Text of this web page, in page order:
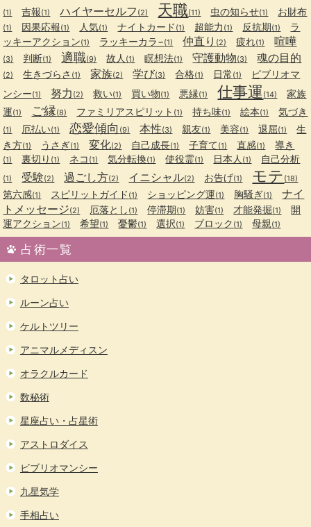
(1) 吉報(1) ハイヤーセルフ (2) 天職(11) 虫の知らせ(1) お財布
(1) 因果応報(1) 人気(1) ナイトカード (1) 超能力 (1) 反抗期(1)
ラ
ッキーアクション(1) ラッキーカラ−(1) 仲直り (2) 疲れ(1) 喧嘩
(3) 判断(1) 適職(9) 故人 (1) 瞑想法(1) 守護動物(3) 魂の目的
(2) 生きづらさ (1) 家族(2) 学び(3) 合格(1) 日常 (1)
ビブリオマ
ンシー(1) 努力 (2) 救い(1) 買い物(1) 悪縁(1) 仕事運 (14)
家族
運(1) ご縁(8) ファミリアスピリット (1) 持ち味(1) 絵本(1) 気づき
(1) 厄払い(1) 恋愛傾向 (9) 本性(3) 親友(1) 美容(1) 退屈(1)
生
き方(1) うさぎ(1) 変化(2) 自己成長(1) 子育て(1) 直感(1) 導き
(1) 裏切り (1) ネコ (1) 気分転換(1) 使役霊(1) 日本人 (1) 自己分析
(1) 受験(2) 過ごし方(2) イニシャル(2) お告げ(1) モテ (18)
第六感(1) スピリットガイド (1) ショッピング運(1) 胸騒ぎ(1)
ナイ
トメッセージ(2) 厄落とし (1) 停滞期(1) 妨害(1) 才能発掘(1)
開
運アクション(1) 希望(1) 憂鬱(1) 選択(1) ブロック (1) 母親(1)
占術一覧
タロット占い
ルーン占い
ケルトツリー
アニマルメディスン
オラクルカード
数秘術
星座占い・占星術
アストロダイス
ビブリオマンシー
九星気学
手相占い